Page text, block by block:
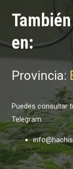
en:
Provincia:
Puedes consultar
Telegram: